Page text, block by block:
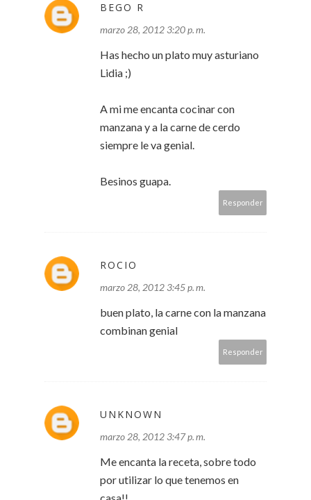
BEGO R
marzo 28, 2012 3:20 p. m.
Has hecho un plato muy asturiano
Lidia ;)
A mi me encanta cocinar con
manzana y a la carne de cerdo
siempre le va genial.
Besinos guapa.
Responder
ROCIO
marzo 28, 2012 3:45 p. m.
buen plato, la carne con la manzana
combinan genial
Responder
UNKNOWN
marzo 28, 2012 3:47 p. m.
Me encanta la receta, sobre todo
por utilizar lo que tenemos en